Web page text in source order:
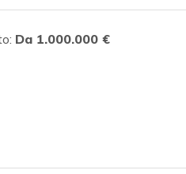
Da 1.000.000 €